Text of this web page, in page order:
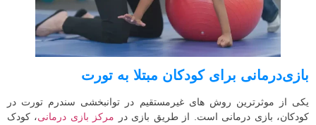
بازی‌درمانی برای کودکان مبتلا به تورت
یکی از موثرترین روش های غیرمستقیم در توانبخشی سندرم تورت در
کودکان، بازی درمانی است. از طریق بازی در مرکز بازی درمانی، کودک